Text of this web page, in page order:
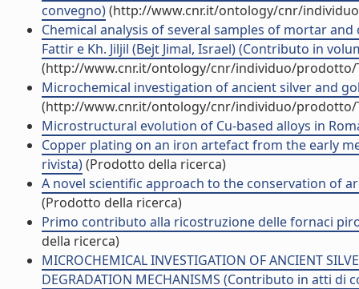
convegno)(http://www.cnr.it/ontology/cnr/
Chemical analysis of several samples of mortar
Fattir e Kh. Jiljil (Bejt Jimal, Israel) (Contributo in
(http://www.cnr.it/ontology/cnr/individuo/prodotto/
Microchemical investigation of ancient silver and
(http://www.cnr.it/ontology/cnr/individuo/prodotto/
Microstructural evolution of Cu-based alloys in
Copper plating on an iron artefact from the early
rivista)(Prodotto della ricerca)
A novel scientific approach to the conservation of
(Prodotto della ricerca)
Primo contributo alla ricostruzione delle fornaci
della ricerca)
MICROCHEMICAL INVESTIGATION OF ANCIENT
DEGRADATION MECHANISMS (Contributo in atti di